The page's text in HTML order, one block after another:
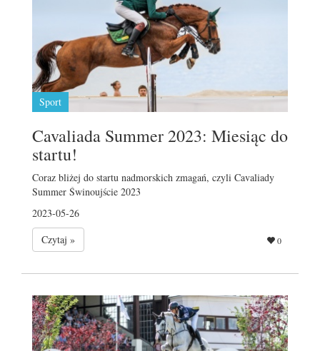
Sport
Cavaliada Summer 2023: Miesiąc do
startu!
Coraz bliżej do startu nadmorskich zmagań, czyli Cavaliady
Summer Świnoujście 2023
2023-05-26
Czytaj »
0